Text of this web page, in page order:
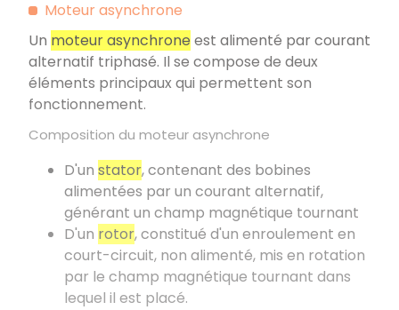
Moteur asynchrone
Un moteur asynchrone est alimenté par courant
alternatif triphasé. Il se compose de deux
éléments principaux qui permettent son
fonctionnement.
Composition du moteur asynchrone
D'un stator, contenant des bobines
alimentées par un courant alternatif,
générant un champ magnétique tournant
D'un rotor, constitué d'un enroulement en
court-circuit, non alimenté, mis en rotation
par le champ magnétique tournant dans
lequel il est placé.